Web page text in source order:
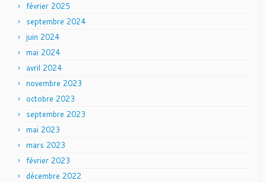
février 2025
septembre 2024
juin 2024
mai 2024
avril 2024
novembre 2023
octobre 2023
septembre 2023
mai 2023
mars 2023
février 2023
décembre 2022